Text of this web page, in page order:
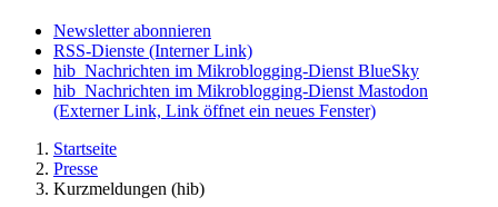
Newsletter abonnieren
RSS-Dienste (Interner Link)
hib_Nachrichten im Mikroblogging-Dienst BlueSky
hib_Nachrichten im Mikroblogging-Dienst Mastodon
(Externer Link, Link öffnet ein neues Fenster)
Startseite
Presse
Kurzmeldungen (hib)